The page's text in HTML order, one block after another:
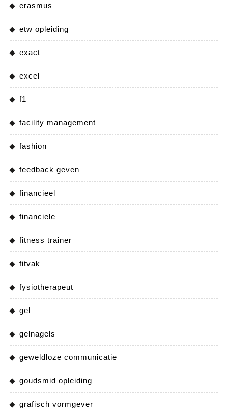
erasmus
etw opleiding
exact
excel
f1
facility management
fashion
feedback geven
financieel
financiele
fitness trainer
fitvak
fysiotherapeut
gel
gelnagels
geweldloze communicatie
goudsmid opleiding
grafisch vormgever